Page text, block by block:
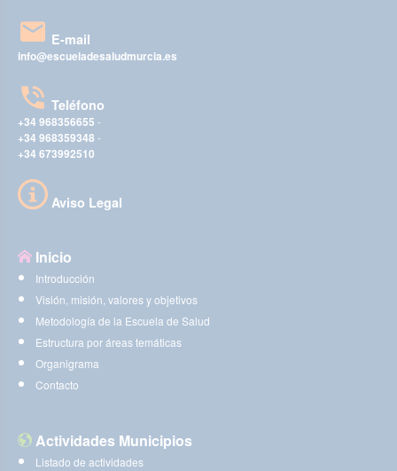
E-mail
info@escueladesaludmurcia.es
Teléfono
+34 968356655 -
+34 968359348 -
+34 673992510
Aviso Legal
Inicio
Introducción
Visión, misión, valores y objetivos
Metodología de la Escuela de Salud
Estructura por áreas temáticas
Organigrama
Contacto
Actividades Municipios
Listado de actividades